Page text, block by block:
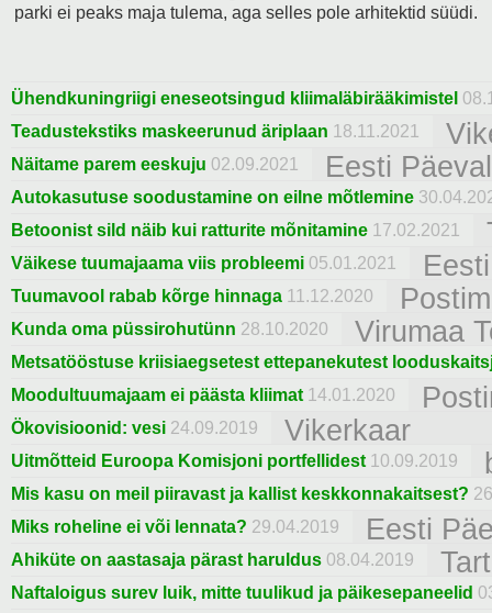
parki ei peaks maja tulema, aga selles pole arhitektid süüdi.
Ühendkuningriigi eneseotsingud kliimaläbirääkimistel
Teadustekstiks maskeerunud äriplaan 18.11.2021
Näitame parem eeskuju 02.09.2021 Eesti
Autokasutuse soodustamine on eilne mõtlemine
Betoonist sild näib kui ratturite mõnitamine 17.02.2021
Väikese tuumajaama viis probleemi 05.01.2021
Tuumavool rabab kõrge hinnaga 11.12.2020
Kunda oma püssirohutünn 28.10.2020 Virumaa
Metsatööstuse kriisiaegsetest ettepanekutest
Moodultuumajaam ei päästa kliimat 14.01.2020
Ökovisioonid: vesi 24.09.2019 Vikerkaar
Uitmõtteid Euroopa Komisjoni portfellidest 10.09.2019
Mis kasu on meil piiravast ja kallist keskkonnakaitsest?
Miks roheline ei või lennata? 29.04.2019 Eesti
Ahiküte on aastasaja pärast haruldus 08.04.2019
Naftaloigus surev luik, mitte tuulikud ja päikesepaneelid